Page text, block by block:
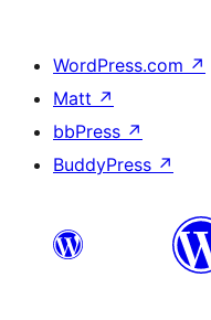
WordPress.com ↗
Matt ↗
bbPress ↗
BuddyPress ↗